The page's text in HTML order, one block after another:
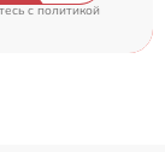
cполитикой